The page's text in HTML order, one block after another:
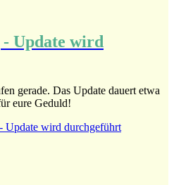
Update wird
gerade. Das Update dauert etwa
eure Geduld!
Update wird durchgeführt